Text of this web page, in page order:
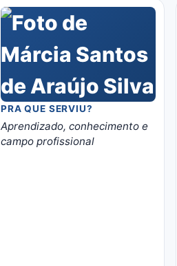
PRA QUE SERVIU?
Aprendizado, conhecimento e
campo profissional